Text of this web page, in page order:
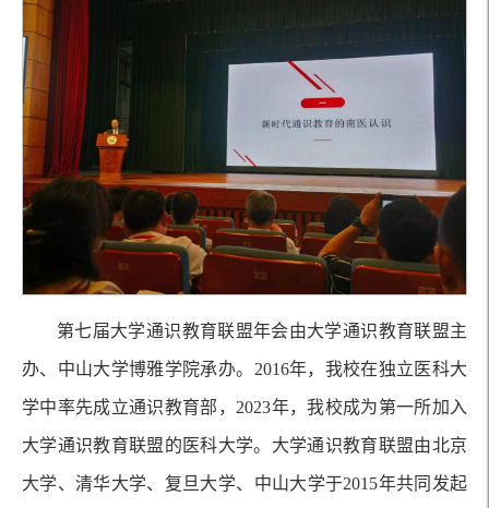
第七届大学通识教育联盟年会由大学通识教育联盟主
办、中山大学博雅学院承办。2016年，我校在独立医科大
学中率先成立通识教育部，2023年，我校成为第一所加入
大学通识教育联盟的医科大学。大学通识教育联盟由北京
大学、清华大学、复旦大学、中山大学于2015年共同发起